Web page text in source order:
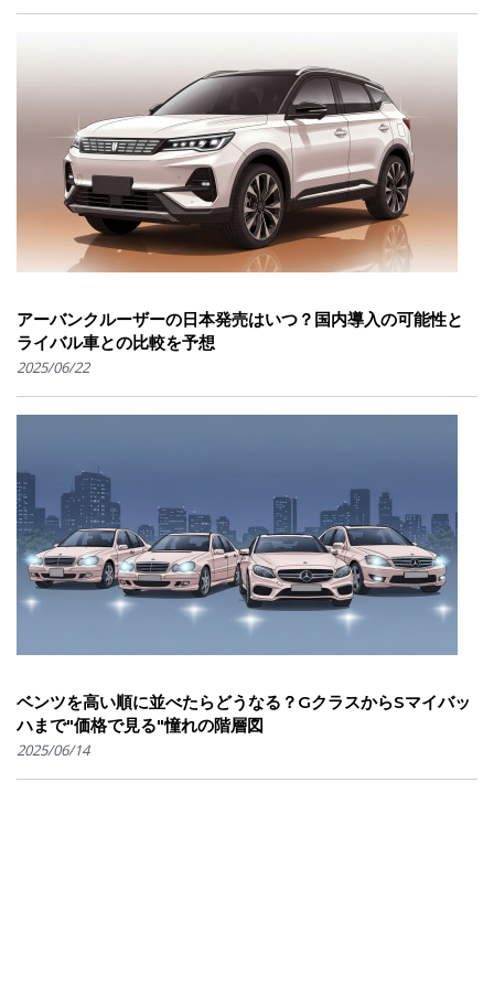
アーバンクルーザーの日本発売はいつ？国内導入の可能性と
ライバル車との比較を予想
2025/06/22
ベンツを高い順に並べたらどうなる？GクラスからSマイバッ
ハまで"価格で見る"憧れの階層図
2025/06/14